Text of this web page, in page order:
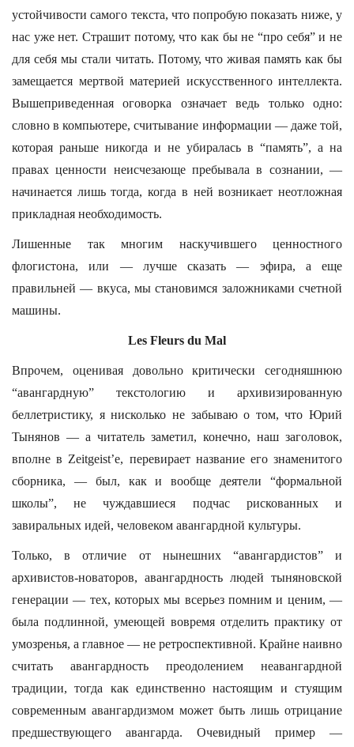
устойчивости самого текста, что попробую показать ниже, у
нас уже нет. Страшит потому, что как бы не “про себя” и не
для себя мы стали читать. Потому, что живая память как бы
замещается мертвой материей искусственного интеллекта.
Вышеприведенная оговорка означает ведь только одно:
словно в компьютере, считывание информации — даже той,
которая раньше никогда и не убиралась в “память”, а на
правах ценности неисчезающе пребывала в сознании, —
начинается лишь тогда, когда в ней возникает неотложная
прикладная необходимость.
Лишенные так многим наскучившего ценностного
флогистона, или — лучше сказать — эфира, а еще
правильней — вкуса, мы становимся заложниками счетной
машины.
Les Fleurs du Mal
Впрочем, оценивая довольно критически сегодняшнюю
“авангардную” текстологию и архивизированную
беллетристику, я нисколько не забываю о том, что Юрий
Тынянов — а читатель заметил, конечно, наш заголовок,
вполне в Zeitgeist’e, перевирает название его знаменитого
сборника, — был, как и вообще деятели “формальной
школы”, не чуждавшиеся подчас рискованных и
завиральных идей, человеком авангардной культуры.
Только, в отличие от нынешних “авангардистов” и
архивистов-новаторов, авангардность людей тыняновской
генерации — тех, которых мы всерьез помним и ценим, —
была подлинной, умеющей вовремя отделить практику от
умозренья, а главное — не ретроспективной. Крайне наивно
считать авангардность преодолением неавангардной
традиции, тогда как единственно настоящим и стуящим
современным авангардизмом может быть лишь отрицание
предшествующего авангарда. Очевидный пример —